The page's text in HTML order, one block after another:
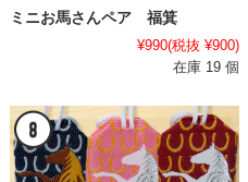
ミニお馬さんペア 福箕
¥990(税抜 ¥900)
在庫 19 個